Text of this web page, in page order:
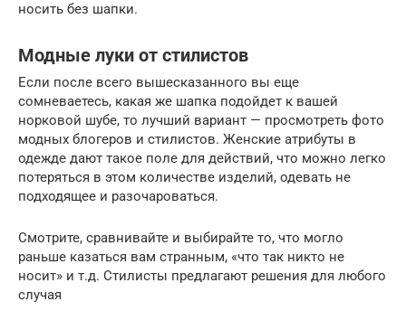
носить без шапки.
Модные луки от стилистов
Если после всего вышесказанного вы еще
сомневаетесь, какая же шапка подойдет к вашей
норковой шубе, то лучший вариант — просмотреть фото
модных блогеров и стилистов. Женские атрибуты в
одежде дают такое поле для действий, что можно легко
потеряться в этом количестве изделий, одевать не
подходящее и разочароваться.
Смотрите, сравнивайте и выбирайте то, что могло
раньше казаться вам странным, «что так никто не
носит» и т.д. Стилисты предлагают решения для любого
случая